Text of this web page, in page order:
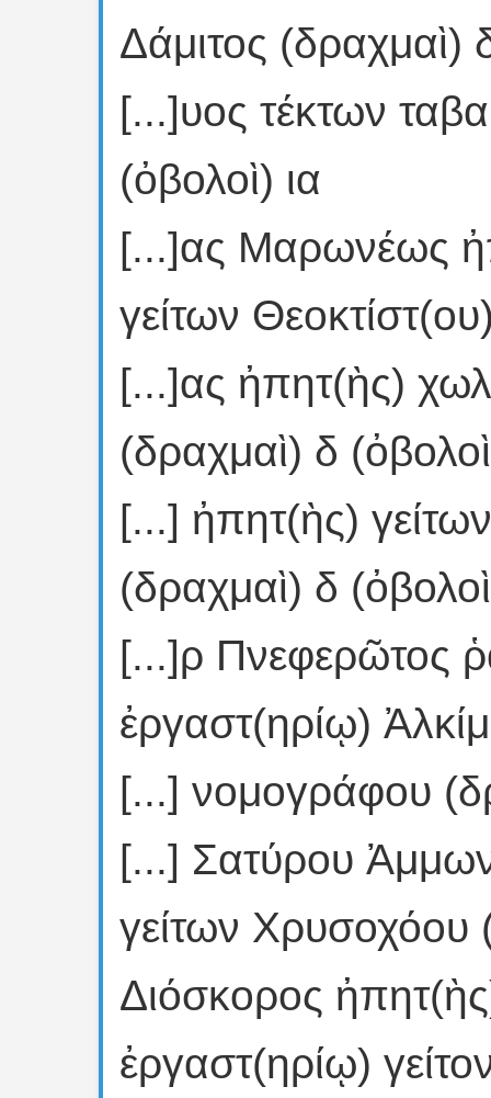
Δάμιτος (δραχμαὶ)
[...]υος τέκτων
(ὀβολοὶ) ια
[...]ας Μαρωνέως
γείτων
[...]ας ἠπητ(ὴς)
(δραχμαὶ) δ
[...] ἠπητ(ὴς)
(δραχμαὶ) δ
[...]ρ Πνεφερῶτος
ἐργαστ(ηρίῳ)
[...] νομογράφου
[...] Σατύρου
γείτων Χρυσοχόου
Διόσκορος
ἐργαστ(ηρίῳ)